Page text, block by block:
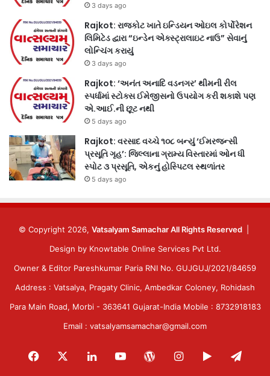
3 days ago
Rajkot: રાજકોટ ખાતે ઇન્ડિયન ઓઇલ કોર્પોરેશન
લિમિટેડ દ્વારા “ઇન્ડેન એક્સ્ટ્રાલાઇટ નાઉ” સેવાનું
લોન્ચિંગ કરાયું
3 days ago
Rajkot: ‘અનંત અનાદિ વડનગર’ થીમની રીલ
સ્પર્ધામાં સ્ટોક્સ ઈમેજીસનો ઉપયોગ કરી શકાશે પણ
એ.આઈ.ની છૂટ નથી
5 days ago
Rajkot: વરસાદ વચ્ચે ૧૦૮ બન્યું ‘ઈમરજન્સી
પ્રસૂતિ ગૃહ’: જિલ્લાના ગ્રામ્ય વિસ્તારમાં ઓન ધી
સ્પોટ ૩ પ્રસૂતિ, એકનું હોસ્પિટલ સ્થળાંતર
5 days ago
© Copyright 2026, Vatsalyam Samachar All Rights Reserved
Design by Knowtable Online Services Pvt Ltd.
Owner & Editor Pareshkumar Paria RNI No. GUJGUJ/2021/84659
Address : Vatsalya, Pragaty Clinic, Ambedkar Coloney, Rohidash
Para Main Road, Morbi - 363641 Gujarat-India Mobile : 8732918183
Email : vatsalyamsamachar@gmail.com
Facebook LinkedInYouTubeWordPressInstagram
Google